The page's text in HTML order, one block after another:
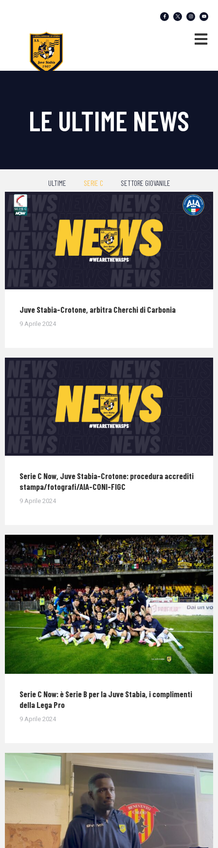
LE ULTIME NEWS
ULTIME SERIE C SETTORE GIOVANILE
Juve Stabia-Crotone, arbitra Cherchi di Carbonia
9 Aprile 2024
Serie C Now, Juve Stabia-Crotone: procedura accrediti
stampa/fotografi/AIA-CONI-FIGC
9 Aprile 2024
Serie C Now: è Serie B per la Juve Stabia, i complimenti
della Lega Pro
9 Aprile 2024